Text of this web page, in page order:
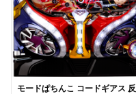
モードぱちんこ コードギアス 反